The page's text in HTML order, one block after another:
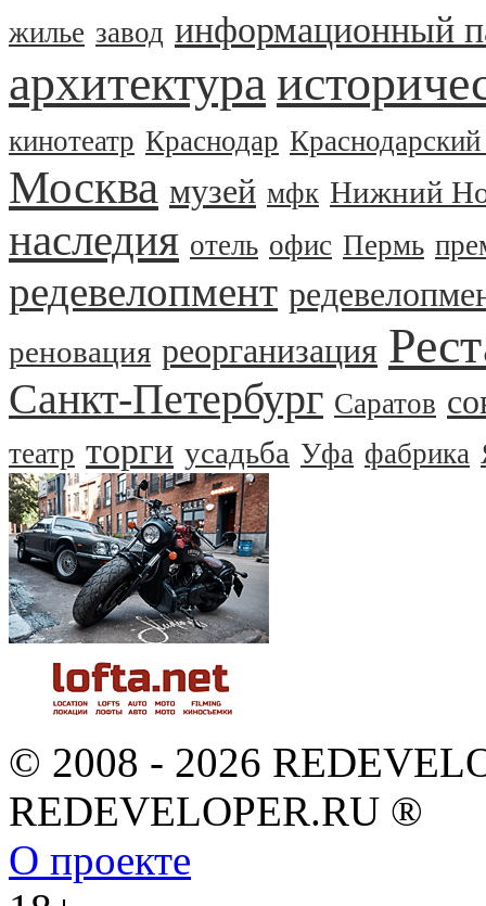
жилье завод информационный
архитектура
кинотеатр Краснодар
Москва музей мфк Нижний
наследия отель офис Пермь
редевелопмент
реновация реорганизация
Санкт-Петербург Саратов
театр торги усадьба Уфа фабрика
© 2008 - 2026
REDEVELOPER.RU ®
О проекте